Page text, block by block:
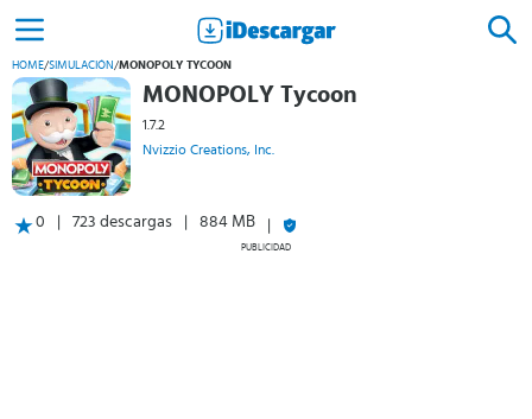
HOME/SIMULACIÓN/MONOPOLY TYCOON
MONOPOLY Tycoon
1.7.2
Nvizzio Creations, Inc.
0 723 descargas 884 MB
PUBLICIDAD